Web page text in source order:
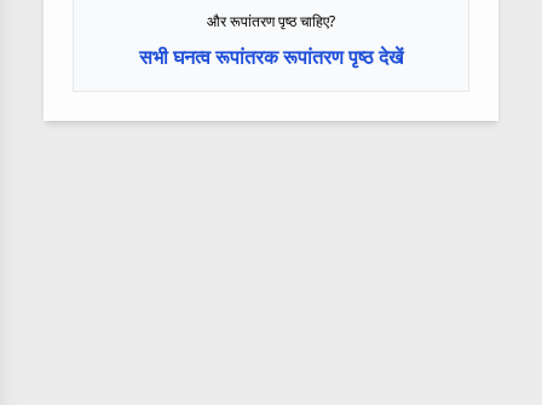
और रूपांतरण पृष्ठ चाहिए?
सभी घनत्व रूपांतरक रूपांतरण पृष्ठ देखें